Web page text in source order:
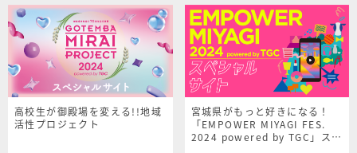
高校生が御殿場を変える!!地域
活性プロジェクト
宮城県がもっと好きになる！
「EMPOWER MIYAGI FES.
2024 powered by TGC」スペ